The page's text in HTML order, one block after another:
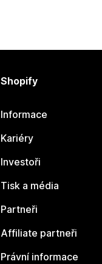
Shopify
Informace
Kariéry
Investoři
Tisk a média
Partneři
Affiliate partneři
Právní informace